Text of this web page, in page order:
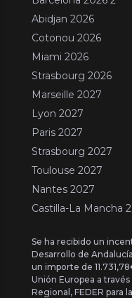
Abidjan 2026
Cotonou 2026
Miami 2026
Strasbourg 2026
Marseille 2027
Lyon 2027
Paris 2027
Strasbourg 2027
Toulouse 2027
Nantes 2027
Castilla-La Mancha
Se ha recibido un
Desarrollo de
un importe de
Unión Europea a
Regional, FEDER para